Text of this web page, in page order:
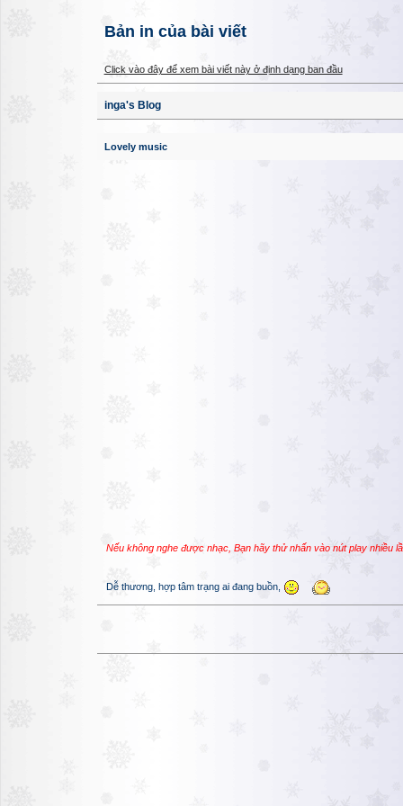
Bản in của bài viết
Click vào đây để xem bài viết này ở định dạng ban đầu
inga's Blog
Lovely music
Nếu không nghe được nhạc, Bạn hãy thử nhấn vào nút play nhiều
Dễ thương, hợp tâm trạng ai đang buồn,